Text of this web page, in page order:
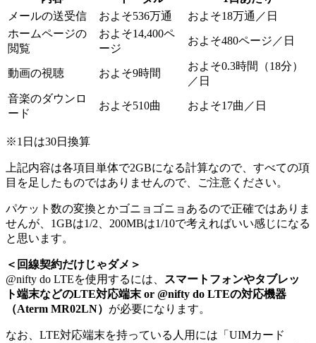
メールの送受信
およそ536万通
およそ18万通／日
ホームページの
閲覧
およそ14,400ペ
ージ
およそ480ページ／日
動画の視聴 およそ9時間
およそ0.3時間（18分）
／日
音楽のダウンロ
ード
およそ510曲 およそ17曲／日
※1日は30日換算
上記内容は各項目単体で2GBになる計算なので、すべての項
目を足したものではありませんので、ご注意ください。
パケット数の変換とかゴニョゴニョあるので正確ではありま
せんが、1GBは1/2、200MBは1/10で考えればいい感じになる
と思います。
＜回線契約だけじゃダメ＞
@nifty do LTEを使用するには、
スマートフォンやタブレッ
ト端末などのLTE対応端末 or @nifty do LTEの対応機器
（Aterm MR02LN） が必要になります。
なお、LTE対応端末を持っている人用には「UIMカード